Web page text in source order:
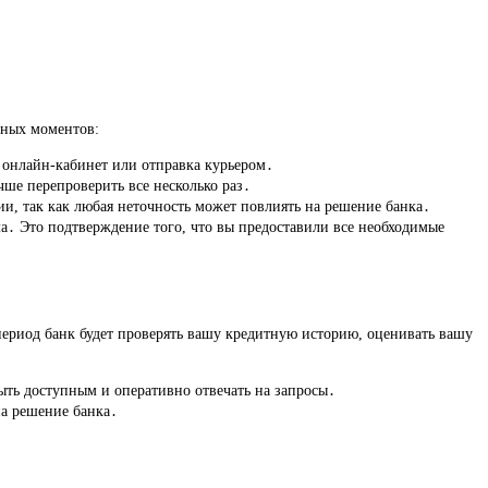
моментов:
кабинет или отправка курьером․
перепроверить все несколько раз․
так как любая неточность может повлиять на решение банка․
Это подтверждение того, что вы предоставили все необходимые
банк будет проверять вашу кредитную историю, оценивать вашу
доступным и оперативно отвечать на запросы․
решение банка․